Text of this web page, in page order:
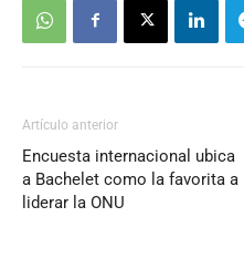
Artículo anterior
Encuesta internacional ubica
a Bachelet como la favorita a
liderar la ONU